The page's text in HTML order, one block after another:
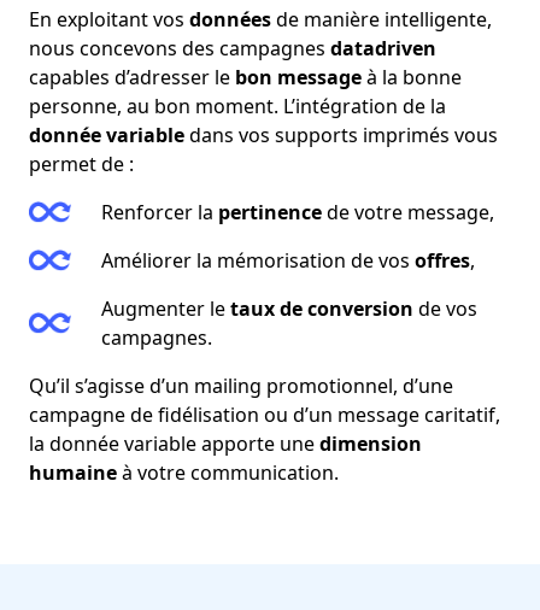
En exploitant vos donnéesde manière intelligente,
nous concevons des campagnes datadriven
capables d’adresser le bon messageà la bonne
personne, au bon moment. L’intégration de la
donnée variabledans vos supports imprimés vous
permet de :
Renforcer la pertinencede votre message,
Améliorer la mémorisation de vos offres,
Augmenter letaux de conversion de vos
campagnes.
Qu’il s’agisse d’un mailing promotionnel, d’une
campagne de fidélisation ou d’un message caritatif,
la donnée variable apporte unedimension
humaineà votre communication.